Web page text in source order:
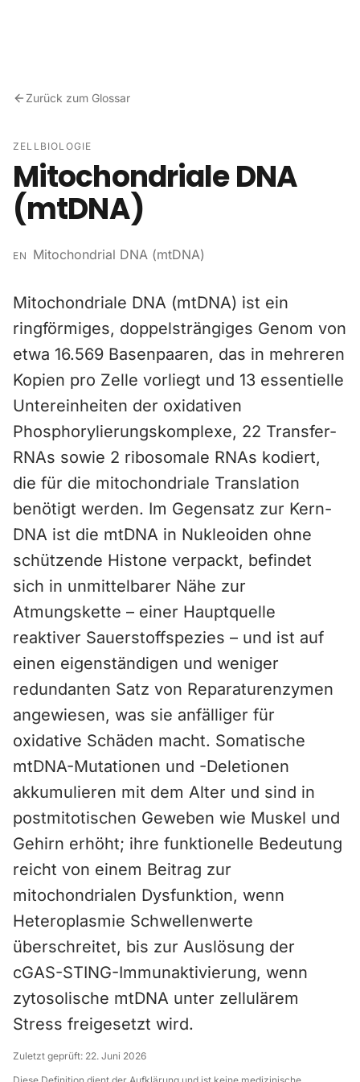
Zurück zum Glossar
ZELLBIOLOGIE
Mitochondriale DNA
(mtDNA)
EN Mitochondrial DNA (mtDNA)
Mitochondriale DNA (mtDNA) ist ein
ringförmiges, doppelsträngiges Genom von
etwa 16.569 Basenpaaren, das in mehreren
Kopien pro Zelle vorliegt und 13 essentielle
Untereinheiten der oxidativen
Phosphorylierungskomplexe, 22 Transfer-
RNAs sowie 2 ribosomale RNAs kodiert,
die für die mitochondriale Translation
benötigt werden. Im Gegensatz zur Kern-
DNA ist die mtDNA in Nukleoiden ohne
schützende Histone verpackt, befindet
sich in unmittelbarer Nähe zur
Atmungskette – einer Hauptquelle
reaktiver Sauerstoffspezies – und ist auf
einen eigenständigen und weniger
redundanten Satz von Reparaturenzymen
angewiesen, was sie anfälliger für
oxidative Schäden macht. Somatische
mtDNA-Mutationen und -Deletionen
akkumulieren mit dem Alter und sind in
postmitotischen Geweben wie Muskel und
Gehirn erhöht; ihre funktionelle Bedeutung
reicht von einem Beitrag zur
mitochondrialen Dysfunktion, wenn
Heteroplasmie Schwellenwerte
überschreitet, bis zur Auslösung der
cGAS-STING-Immunaktivierung, wenn
zytosolische mtDNA unter zellulärem
Stress freigesetzt wird.
Zuletzt geprüft: 22. Juni 2026